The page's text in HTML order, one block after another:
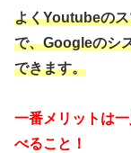
よくYoutubeの
で、Googleのシ
できます。
一番メリットは
べること！